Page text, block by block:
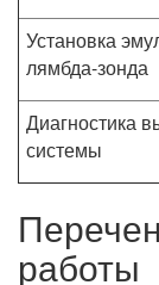
Установка
лямбда-зонда
Диагностика
системы
работы